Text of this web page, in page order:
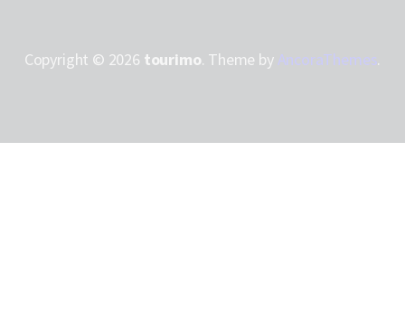
Copyright © 2026 tourimo. Theme byAncoraThemes.